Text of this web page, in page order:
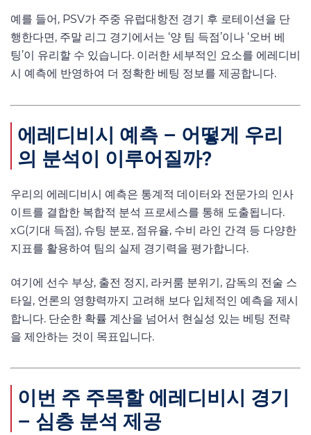
예를 들어, PSV가 주중 유럽대항전 경기 후 로테이션을 단
행한다면, 주말 리그 경기에서는 ‘양 팀 득점’이나 ‘오버 베
팅’이 유리할 수 있습니다. 이러한 세부적인 요소를 에레디비
시 예측에 반영하여 더 정확한 베팅 정보를 제공합니다.
에레디비시 예측 – 어떻게 우리
의 분석이 이루어질까?
우리의 에레디비시 예측은 통계적 데이터와 전문가의 인사
이트를 결합한 복합적 분석 프로세스를 통해 도출됩니다.
xG(기대 득점), 슈팅 분포, 점유율, 수비 라인 간격 등 다양한
지표를 활용하여 팀의 실제 경기력을 평가합니다.
여기에 선수 부상, 출전 정지, 라커룸 분위기, 감독의 전술 스
타일, 언론의 영향력까지 고려해 보다 입체적인 예측을 제시
합니다. 단순한 확률 계산을 넘어서 현실성 있는 베팅 전략
을 제안하는 것이 목표입니다.
이번 주 주목할 에레디비시 경기
– 심층 분석 제공